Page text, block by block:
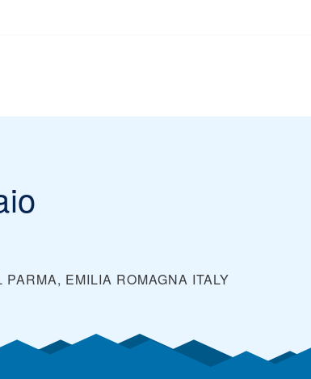
in der Regel von den Top-Saisonpreisen
Sie bitte +39 0521868555 an.
EMILIA ROMAGNA ITALY